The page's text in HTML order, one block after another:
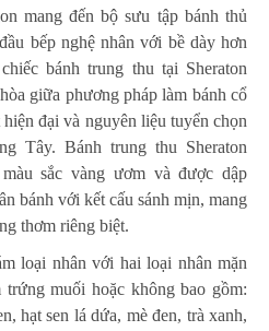
mang đến bộ sưu tập bánh thủ
đầu bếp nghệ nhân với bề dày hơn
bánh trung thu tại Sheraton
giữa phương pháp làm bánh cổ
đại và nguyên liệu tuyển chọn
Tây. Bánh trung thu Sheraton
sắc vàng ươm và được dập
bánh với kết cấu sánh mịn, mang
thơm riêng biệt.
loại nhân với hai loại nhân mặn
muối hoặc không bao gồm:
hạt sen lá dứa, mè đen, trà xanh,